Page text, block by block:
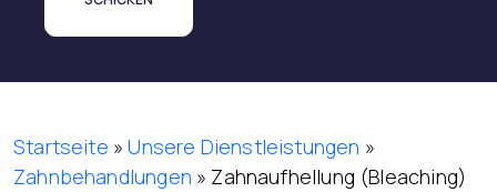
Startseite »Unsere Dienstleistungen »
Zahnbehandlungen » Zahnaufhellung (Bleaching)